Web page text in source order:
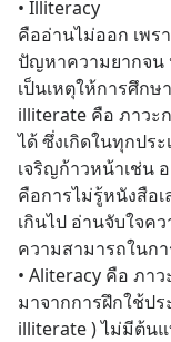
• Illiteracy
คืออ่านไม่ออก เพร
ปัญหาความยากจน
เป็นเหตุให้การศึกษ
illiterate คือ ภาวะ
ได้ ซึ่งเกิดในทุกปร
เจริญก้าวหน้าเช่น
คือการไม่รู้หนังสือ
เกินไป อ่านจับใจค
ความสามารถในก
• Aliteracy คือ ภา
มาจากการฝึกใช้ป
illiterate ) ไม่มีต้น